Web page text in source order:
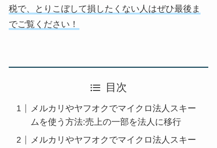
税で、とりこぼして損したくない人はぜひ最後ま
でご覧ください！
目次
メルカリやヤフオクでマイクロ法人スキー
ムを使う方法:売上の一部を法人に移行
メルカリやヤフオクでマイクロ法人スキー